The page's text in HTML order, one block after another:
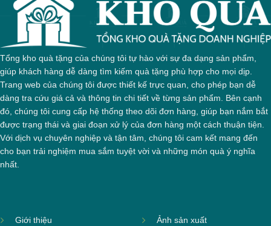
Tổng kho quà tặng của chúng tôi tự hào với sự đa dạng sản phẩm,
giúp khách hàng dễ dàng tìm kiếm quà tặng phù hợp cho mọi dịp.
Trang web của chúng tôi được thiết kế trực quan, cho phép bạn dễ
dàng tra cứu giá cả và thông tin chi tiết về từng sản phẩm. Bên cạnh
đó, chúng tôi cung cấp hệ thống theo dõi đơn hàng, giúp bạn nắm bắt
được trạng thái và giai đoạn xử lý của đơn hàng một cách thuận tiện.
Với dịch vụ chuyên nghiệp và tận tâm, chúng tôi cam kết mang đến
cho bạn trải nghiệm mua sắm tuyệt vời và những món quà ý nghĩa
nhất.
Giới thiệu Ảnh sản xuất